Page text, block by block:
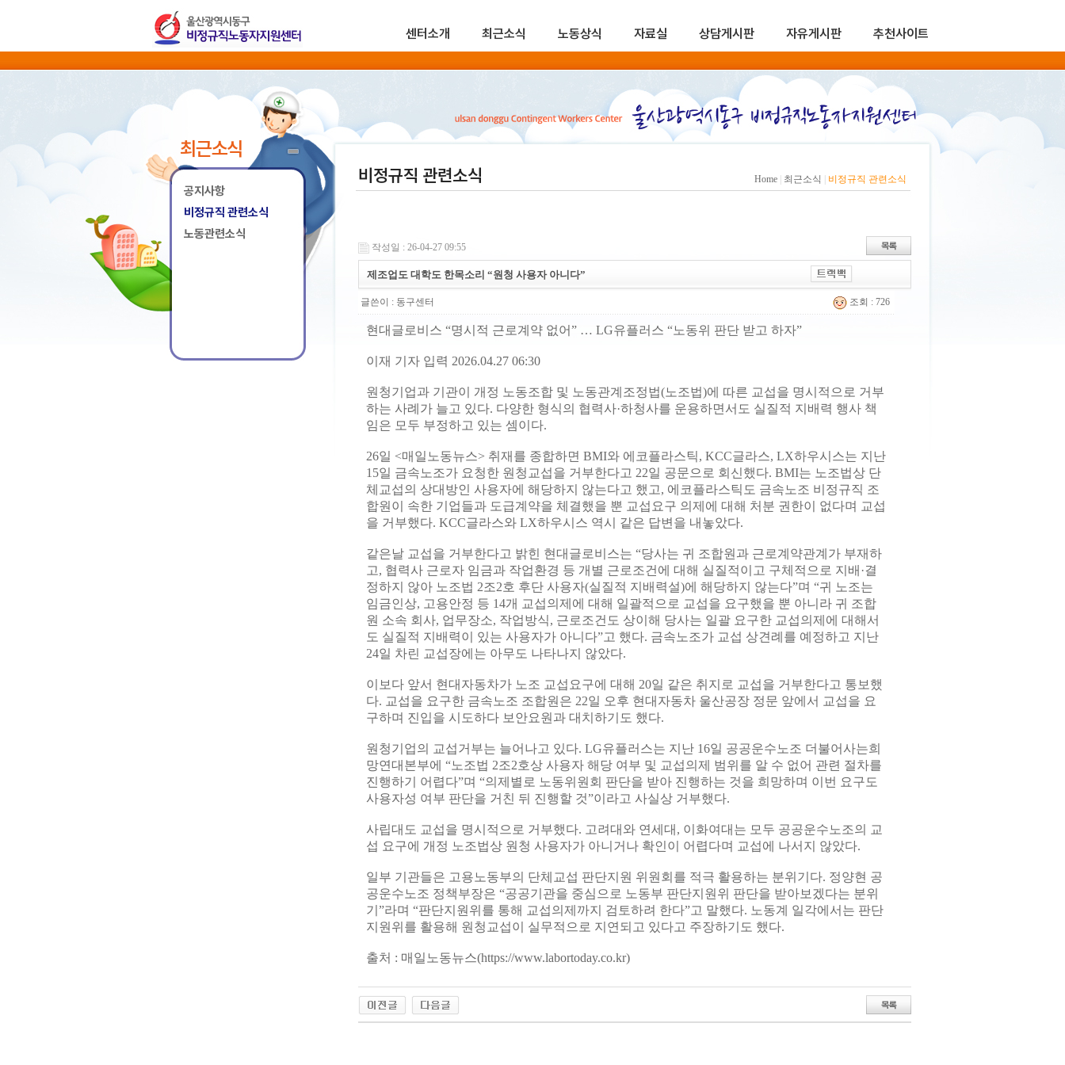
센터소개 최근소식 노동상식 자료실 상담게시판 자유게시판 추천사이트
최근소식
공지사항
비정규직 관련소식
노동관련소식
비정규직 관련소식 Home 최근소식 비정규직 관련소식
작성일 : 26-04-27 09:55
제조업도 대학도 한목소리 “원청 사용자 아니다”
글쓴이 : 동구센터 조회 : 726
현대글로비스 “명시적 근로계약 없어” … LG유플러스 “노동위 판단 받고 하자”
이재 기자 입력 2026.04.27 06:30
원청기업과 기관이 개정 노동조합 및 노동관계조정법(노조법)에 따른 교섭을 명시적으로 거부
하는 사례가 늘고 있다. 다양한 형식의 협력사·하청사를 운용하면서도 실질적 지배력 행사 책
임은 모두 부정하고 있는 셈이다.
26일 <매일노동뉴스> 취재를 종합하면 BMI와 에코플라스틱, KCC글라스, LX하우시스는 지난
15일 금속노조가 요청한 원청교섭을 거부한다고 22일 공문으로 회신했다. BMI는 노조법상 단
체교섭의 상대방인 사용자에 해당하지 않는다고 했고, 에코플라스틱도 금속노조 비정규직 조
합원이 속한 기업들과 도급계약을 체결했을 뿐 교섭요구 의제에 대해 처분 권한이 없다며 교섭
을 거부했다. KCC글라스와 LX하우시스 역시 같은 답변을 내놓았다.
같은날 교섭을 거부한다고 밝힌 현대글로비스는 “당사는 귀 조합원과 근로계약관계가 부재하
고, 협력사 근로자 임금과 작업환경 등 개별 근로조건에 대해 실질적이고 구체적으로 지배·결
정하지 않아 노조법 2조2호 후단 사용자(실질적 지배력설)에 해당하지 않는다”며 “귀 노조는
임금인상, 고용안정 등 14개 교섭의제에 대해 일괄적으로 교섭을 요구했을 뿐 아니라 귀 조합
원 소속 회사, 업무장소, 작업방식, 근로조건도 상이해 당사는 일괄 요구한 교섭의제에 대해서
도 실질적 지배력이 있는 사용자가 아니다”고 했다. 금속노조가 교섭 상견례를 예정하고 지난
24일 차린 교섭장에는 아무도 나타나지 않았다.
이보다 앞서 현대자동차가 노조 교섭요구에 대해 20일 같은 취지로 교섭을 거부한다고 통보했
다. 교섭을 요구한 금속노조 조합원은 22일 오후 현대자동차 울산공장 정문 앞에서 교섭을 요
구하며 진입을 시도하다 보안요원과 대치하기도 했다.
원청기업의 교섭거부는 늘어나고 있다. LG유플러스는 지난 16일 공공운수노조 더불어사는희
망연대본부에 “노조법 2조2호상 사용자 해당 여부 및 교섭의제 범위를 알 수 없어 관련 절차를
진행하기 어렵다”며 “의제별로 노동위원회 판단을 받아 진행하는 것을 희망하며 이번 요구도
사용자성 여부 판단을 거친 뒤 진행할 것”이라고 사실상 거부했다.
사립대도 교섭을 명시적으로 거부했다. 고려대와 연세대, 이화여대는 모두 공공운수노조의 교
섭 요구에 개정 노조법상 원청 사용자가 아니거나 확인이 어렵다며 교섭에 나서지 않았다.
일부 기관들은 고용노동부의 단체교섭 판단지원 위원회를 적극 활용하는 분위기다. 정양현 공
공운수노조 정책부장은 “공공기관을 중심으로 노동부 판단지원위 판단을 받아보겠다는 분위
기”라며 “판단지원위를 통해 교섭의제까지 검토하려 한다”고 말했다. 노동계 일각에서는 판단
지원위를 활용해 원청교섭이 실무적으로 지연되고 있다고 주장하기도 했다.
출처 : 매일노동뉴스(https://www.labortoday.co.kr)